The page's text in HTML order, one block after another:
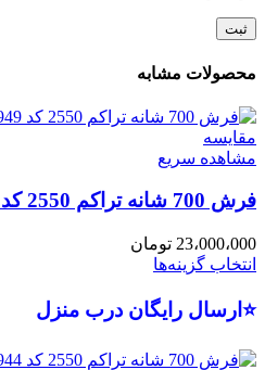
محصولات مشابه
مقایسه
مشاهده سریع
فرش 700 شانه تراکم 2550 کد 77949
23،000،000 تومان
انتخاب گزینه‌ها
⭐ارسال رایگان درب منزل